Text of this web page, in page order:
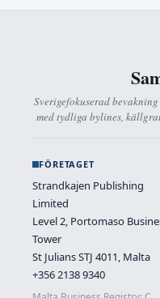
Sverigefokuserad
med tydliga bylines,
FÖRETAGET
Strandkajen Publishing
Limited
Level 2, Portomaso
Tower
St Julians STJ 4011, Malta
+356 2138 9340